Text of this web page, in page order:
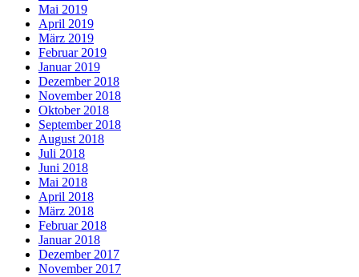
Mai 2019
April 2019
März 2019
Februar 2019
Januar 2019
Dezember 2018
November 2018
Oktober 2018
September 2018
August 2018
Juli 2018
Juni 2018
Mai 2018
April 2018
März 2018
Februar 2018
Januar 2018
Dezember 2017
November 2017